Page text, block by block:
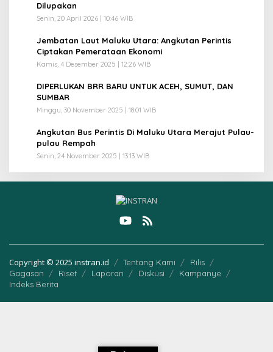
Dilupakan
Senin, 20 April 2026 | 10:46 WIB
Jembatan Laut Maluku Utara: Angkutan Perintis
Ciptakan Pemerataan Ekonomi
Kamis, 4 Desember 2025 | 12:26 WIB
DIPERLUKAN BRR BARU UNTUK ACEH, SUMUT, DAN
SUMBAR
Minggu, 30 November 2025 | 18:01 WIB
Angkutan Bus Perintis Di Maluku Utara Merajut Pulau-
pulau Rempah
Senin, 24 November 2025 | 13:13 WIB
Copyright © 2025 instran.id Tentang Kami
Rilis
Gagasan
Riset Laporan Diskusi
Kampanye
Indeks Berita